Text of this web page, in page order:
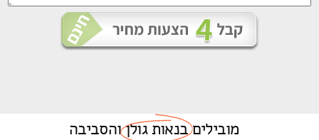
מוביליםבנאות גולןוהסביבה